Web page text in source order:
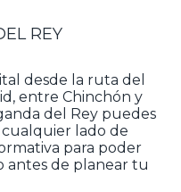
REY
desde la ruta del
entre Chinchón y
del Rey puedes
lado de
para poder
antes de planear tu